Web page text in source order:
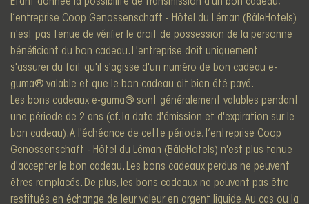
l’entreprise Coop Genossenschaft - Hôtel du Léman (BâleHotels)
n'est pas tenue de vérifier le droit de possession de la personne
bénéficiant du bon cadeau. L'entreprise doit uniquement
s'assurer du fait qu'il s'agisse d'un numéro de bon cadeau e-
guma® valable et que le bon cadeau ait bien été payé.
Les bons cadeaux e-guma® sont généralement valables pendant
une période de 2 ans (cf. la date d'émission et d'expiration sur le
bon cadeau). A l'échéance de cette période, l’entreprise Coop
Genossenschaft - Hôtel du Léman (BâleHotels) n'est plus tenue
d'accepter le bon cadeau. Les bons cadeaux perdus ne peuvent
êtres remplacés. De plus, les bons cadeaux ne peuvent pas être
restitués en échange de leur valeur en argent liquide. Au cas ou la